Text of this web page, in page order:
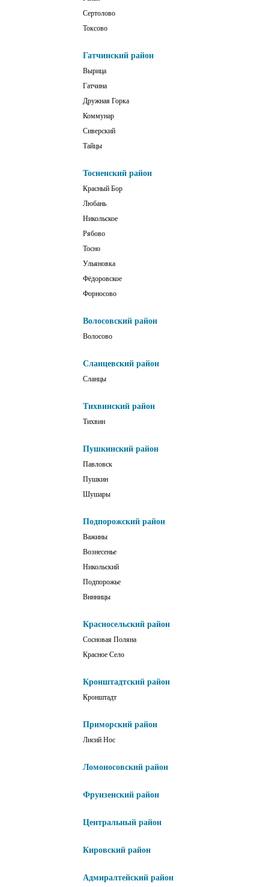
Сертолово
Токсово
Гатчинский район
Вырица
Гатчина
Дружная Горка
Коммунар
Сиверский
Тайцы
Тосненский район
Красный Бор
Любань
Никольское
Рябово
Тосно
Ульяновка
Фёдоровское
Форносово
Волосовский район
Волосово
Сланцевский район
Сланцы
Тихвинский район
Тихвин
Пушкинский район
Павловск
Пушкин
Шушары
Подпорожский район
Важины
Вознесенье
Никольский
Подпорожье
Винницы
Красносельский район
Сосновая Поляна
Красное Село
Кронштадтский район
Кронштадт
Приморский район
Лисий Нос
Ломоносовский район
Фрунзенский район
Центральный район
Кировский район
Адмиралтейский район